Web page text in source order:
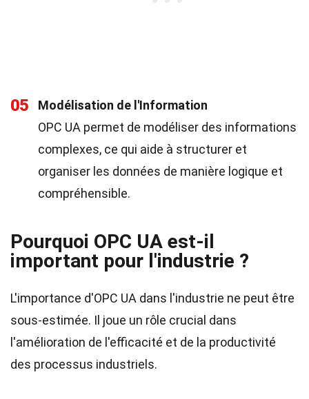
05
Modélisation de l'Information
OPC UA permet de modéliser des informations
complexes, ce qui aide à structurer et
organiser les données de manière logique et
compréhensible.
Pourquoi OPC UA est-il
important pour l'industrie ?
L'importance d'OPC UA dans l'industrie ne peut être
sous-estimée. Il joue un rôle crucial dans
l'amélioration de l'efficacité et de la productivité
des processus industriels.